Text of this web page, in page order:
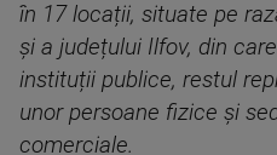
în 17 locații, situate pe
și a județului Ilfov, din
instituții publice, restul
unor persoane fizice și
comerciale.